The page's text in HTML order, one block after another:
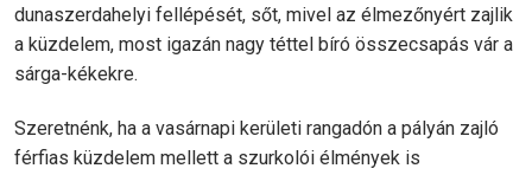
dunaszerdahelyi fellépését, sőt, mivel az élmezőnyért zajlik
a küzdelem, most igazán nagy téttel bíró összecsapás vár a
sárga-kékekre.
Szeretnénk, ha a vasárnapi kerületi rangadón a pályán zajló
férfias küzdelem mellett a szurkolói élmények is